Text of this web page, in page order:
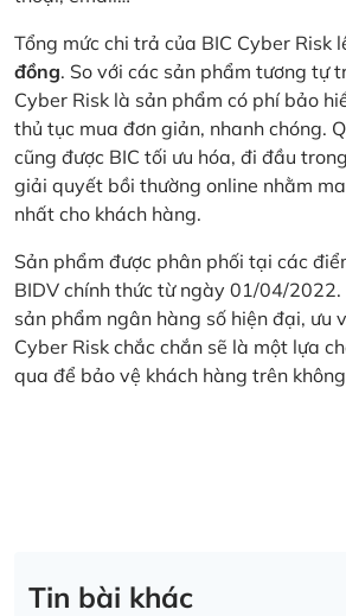
Tổng mức chi trả của BIC Cyber Risk
đồng. So với các sản phẩm tương tự
Cyber Risk là sản phẩm có phí bảo
thủ tục mua đơn giản, nhanh chóng.
cũng được BIC tối ưu hóa, đi đầu
giải quyết bồi thường online nhằm
nhất cho khách hàng.
Sản phẩm được phân phối tại các
BIDV chính thức từ ngày 01/04/2022.
sản phẩm ngân hàng số hiện đại, ưu
Cyber Risk chắc chắn sẽ là một lựa
qua để bảo vệ khách hàng trên
Tin bài khác